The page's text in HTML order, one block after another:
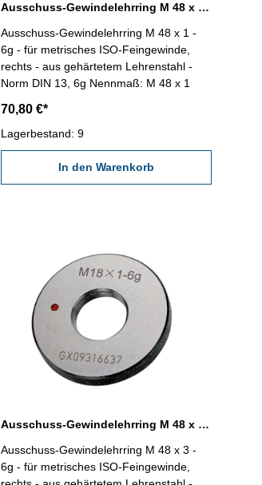
Ausschuss-Gewindelehrring M 48 x 1 - 6g DIN 13
Ausschuss-Gewindelehrring M 48 x 1 -
6g - für metrisches ISO-Feingewinde,
rechts - aus gehärtetem Lehrenstahl -
Norm DIN 13, 6g Nennmaß: M 48 x 1
70,80 €*
Lagerbestand: 9
In den Warenkorb
Ausschuss-Gewindelehrring M 48 x 3 - 6g DIN 13
Ausschuss-Gewindelehrring M 48 x 3 -
6g - für metrisches ISO-Feingewinde,